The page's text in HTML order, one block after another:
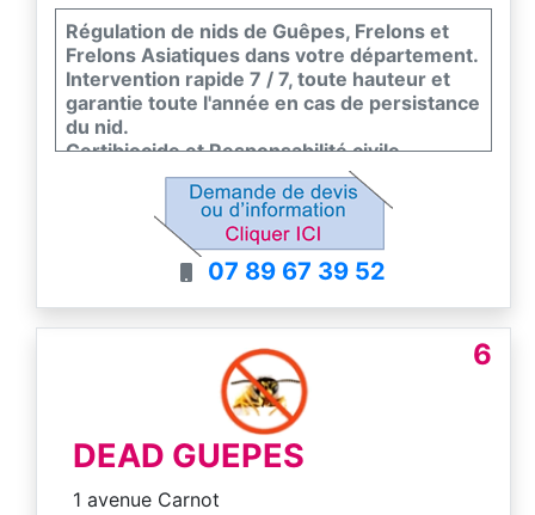
Régulation de nids de Guêpes, Frelons et
Frelons Asiatiques dans votre département.
Intervention rapide 7 / 7, toute hauteur et
garantie toute l'année en cas de persistance
du nid.
Certibiocide et Responsabilité civile
professionnelle.
07 89 67 39 52
6
DEAD GUEPES
1 avenue Carnot